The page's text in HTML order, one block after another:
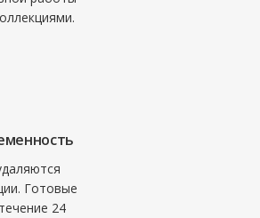
Готовые
24